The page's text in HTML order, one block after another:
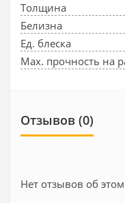
Толщина
Белизна
Ед. блеска
Max. прочность на
Отзывов (0)
Нет отзывов об